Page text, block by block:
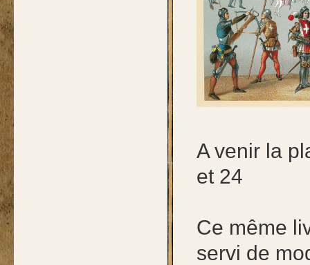
A venir la
et 24
Ce même
servi de